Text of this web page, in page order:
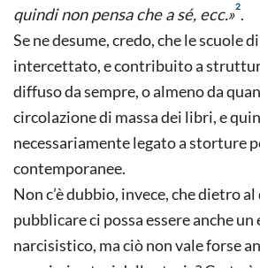
quindi non pensa che a sé, ecc.»2.
Se ne desume, credo, che le scuole
intercettato, e contribuito a
diffuso da sempre, o almeno da
circolazione di massa dei libri, e
necessariamente legato a storture
contemporanee.
Non c’è dubbio, invece, che dietro
pubblicare ci possa essere anche
narcisistico, ma ciò non vale forse